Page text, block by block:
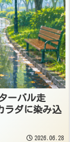
ーバル走
ラダに染み込
2026.06.28